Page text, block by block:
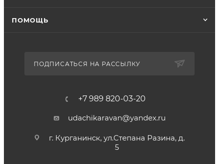
ПОМОЩЬ
ПОДПИСАТЬСЯ НА РАССЫЛКУ
+7 989 820-03-20
udachikaravan@yandex.ru
г. Курганинск, ул.Степана Разина, д.
5